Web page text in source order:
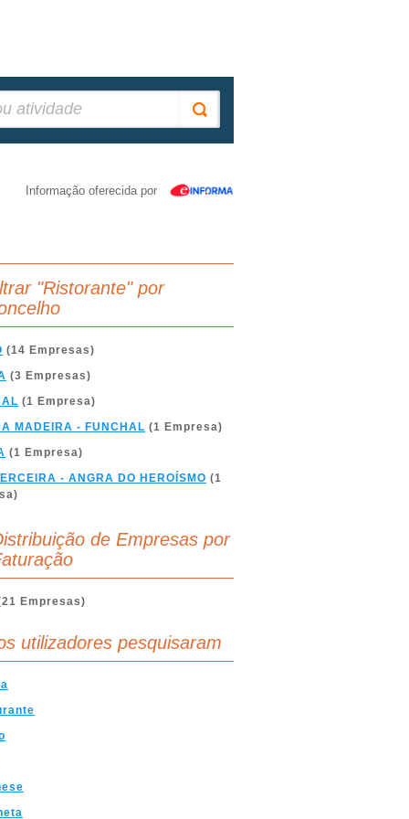
Informação oferecida por
"Ristorante" por
(14 Empresas)
(3 Empresas)
(1 Empresa)
MADEIRA - FUNCHAL (1 Empresa)
(1 Empresa)
- ANGRA DO HEROÍSMO (1
de Empresas por
Empresas)
utilizadores pesquisaram